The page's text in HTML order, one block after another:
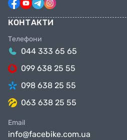
КОНТАКТИ
Телефони
044 333 65 65
099 638 25 55
098 638 25 55
063 638 25 55
Email
info@facebike.com.ua